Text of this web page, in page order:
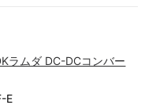
ラムダ DC-DCコンバー
E